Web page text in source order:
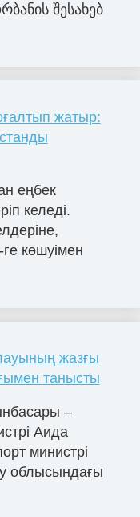
შესახებ
жатыр:
еңбек
келеді.
көшуімен
жазғы
танысты
–
Аида
министрі
облысындағы